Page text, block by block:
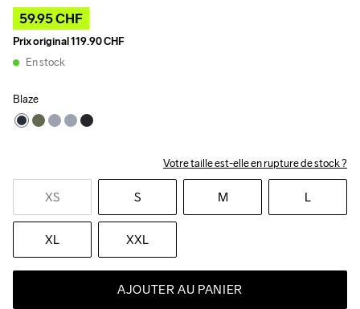
59.95 CHF
Prix original119.90 CHF
En stock
Blaze
Votre taille est-elle en rupture de stock ?
XS S M L
XL XXL
AJOUTER AU PANIER